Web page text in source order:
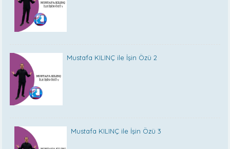
Mustafa KILINÇ ile İşin Özü 2
Mustafa KILINÇ ile İşin Özü 3